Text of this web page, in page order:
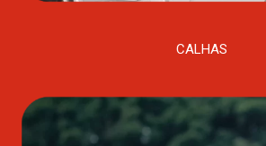
CALHAS